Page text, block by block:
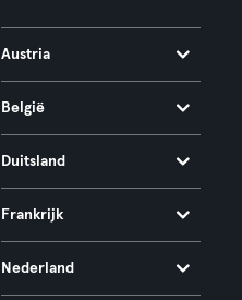
Austria
België
Duitsland
Frankrijk
Nederland